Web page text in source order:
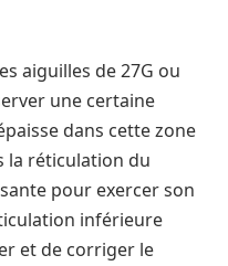
aiguilles de 27G ou
une certaine
dans cette zone
la réticulation du
pour exercer son
inférieure
et de corriger le